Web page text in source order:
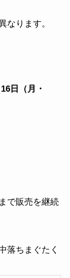
なります。
日（月・
で販売を継続
落ちまぐたく